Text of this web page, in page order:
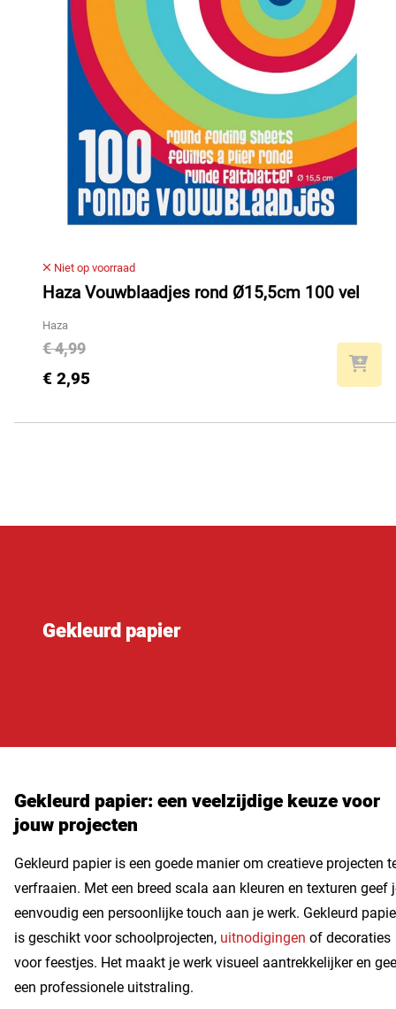
Niet op voorraad
Haza Vouwblaadjes rond Ø15,5cm 100 vel
Haza
€ 4,99
€ 2,95
Gekleurd papier
Gekleurd papier: een veelzijdige keuze voor
jouw projecten
Gekleurd papier is een goede manier om creatieve projecten
verfraaien. Met een breed scala aan kleuren en texturen geef
eenvoudig een persoonlijke touch aan je werk. Gekleurd
is geschikt voor schoolprojecten, uitnodigingen of decoraties
voor feestjes. Het maakt je werk visueel aantrekkelijker en
een professionele uitstraling.